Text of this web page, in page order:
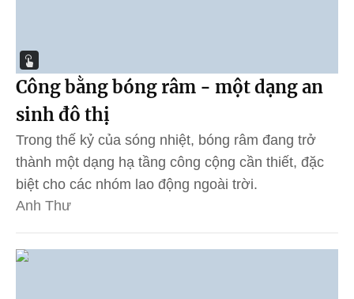
Công bằng bóng râm - một dạng an
sinh đô thị
Trong thế kỷ của sóng nhiệt, bóng râm đang trở
thành một dạng hạ tầng công cộng cần thiết, đặc
biệt cho các nhóm lao động ngoài trời.
Anh Thư